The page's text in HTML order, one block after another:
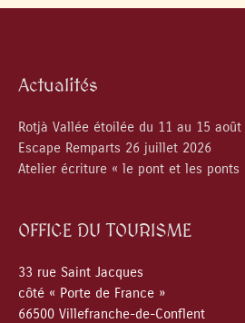
Actualités
Rotjà Vallée étoilée du 11 au 15 août
Escape Remparts 26 juillet 2026
Atelier écriture « le pont et les ponts
OFFICE DU TOURISME
33 rue Saint Jacques
côté « Porte de France »
66500 Villefranche-de-Conflent